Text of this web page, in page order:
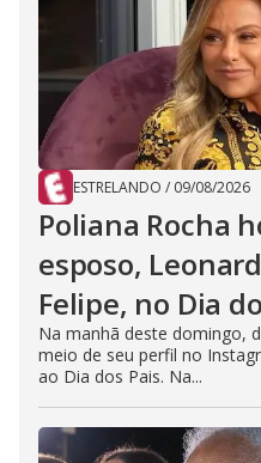
ESTRELANDO / 09/08/2026
Poliana Rocha
esposo,
Felipe, no Dia
Na manhã deste domingo,
meio de seu perfil no
ao Dia dos Pais. Na...